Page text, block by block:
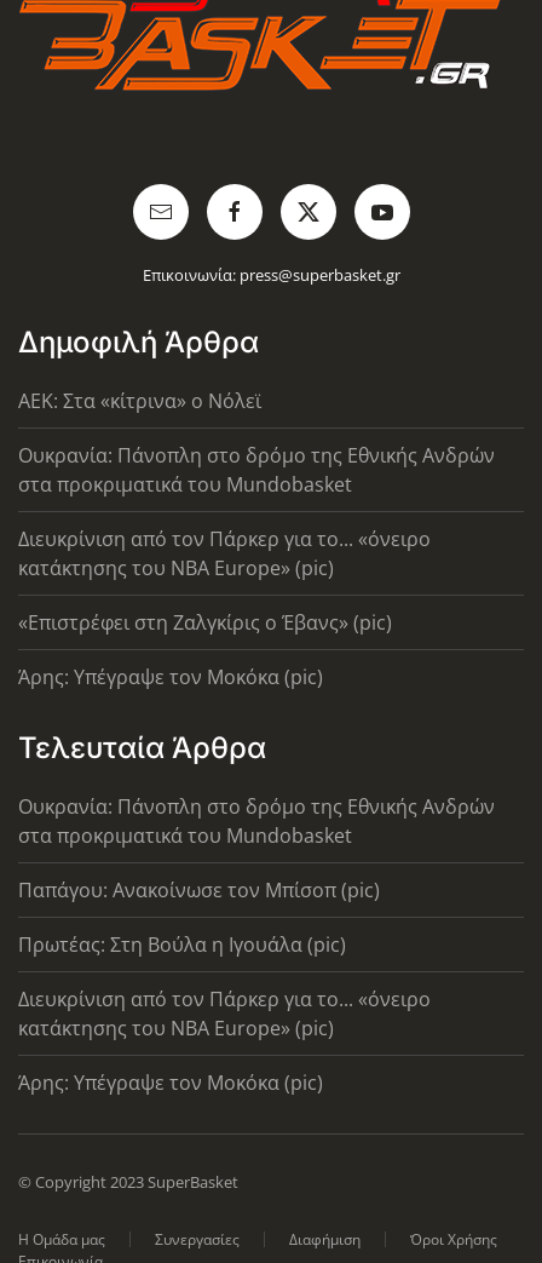
Επικοινωνία: press@superbasket.gr
Δημοφιλή Άρθρα
AEK: Στα «κίτρινα» ο Νόλεϊ
Ουκρανία: Πάνοπλη στο δρόμο της Εθνικής Ανδρών
στα προκριματικά του Mundobasket
Διευκρίνιση από τον Πάρκερ για το... «όνειρο
κατάκτησης του ΝΒΑ Europe» (pic)
«Επιστρέφει στη Ζαλγκίρις ο Έβανς» (pic)
Άρης: Υπέγραψε τον Μοκόκα (pic)
Τελευταία Άρθρα
Ουκρανία: Πάνοπλη στο δρόμο της Εθνικής Ανδρών
στα προκριματικά του Mundobasket
Παπάγου: Ανακοίνωσε τον Μπίσοπ (pic)
Πρωτέας: Στη Βούλα η Ιγουάλα (pic)
Διευκρίνιση από τον Πάρκερ για το... «όνειρο
κατάκτησης του ΝΒΑ Europe» (pic)
Άρης: Υπέγραψε τον Μοκόκα (pic)
© Copyright 2023 SuperBasket
Η Ομάδα μας Συνεργασίες Διαφήμιση
Όροι Χρήσης